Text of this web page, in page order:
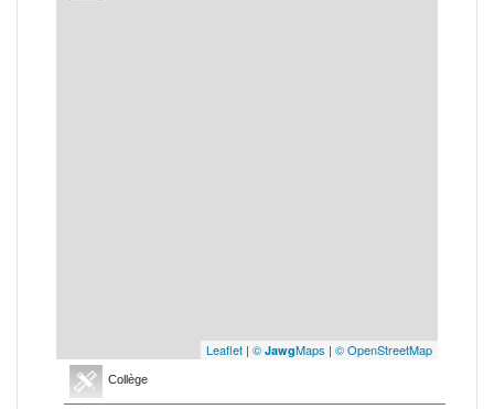
Leaflet | © JawgMaps | © OpenStreetMap
Collège